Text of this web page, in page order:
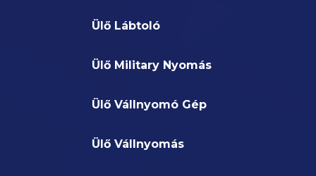
Ülő Lábtoló
Ülő Military Nyomás
Ülő Vállnyomó Gép
Ülő Vállnyomás